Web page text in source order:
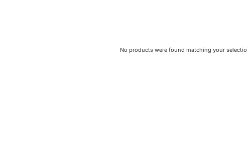
No products were found matching your